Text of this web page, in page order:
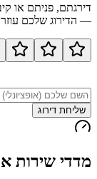
דירגתם, פניתם או
— הדירוג שלכם
שליחת דירוג
מדדי שירות